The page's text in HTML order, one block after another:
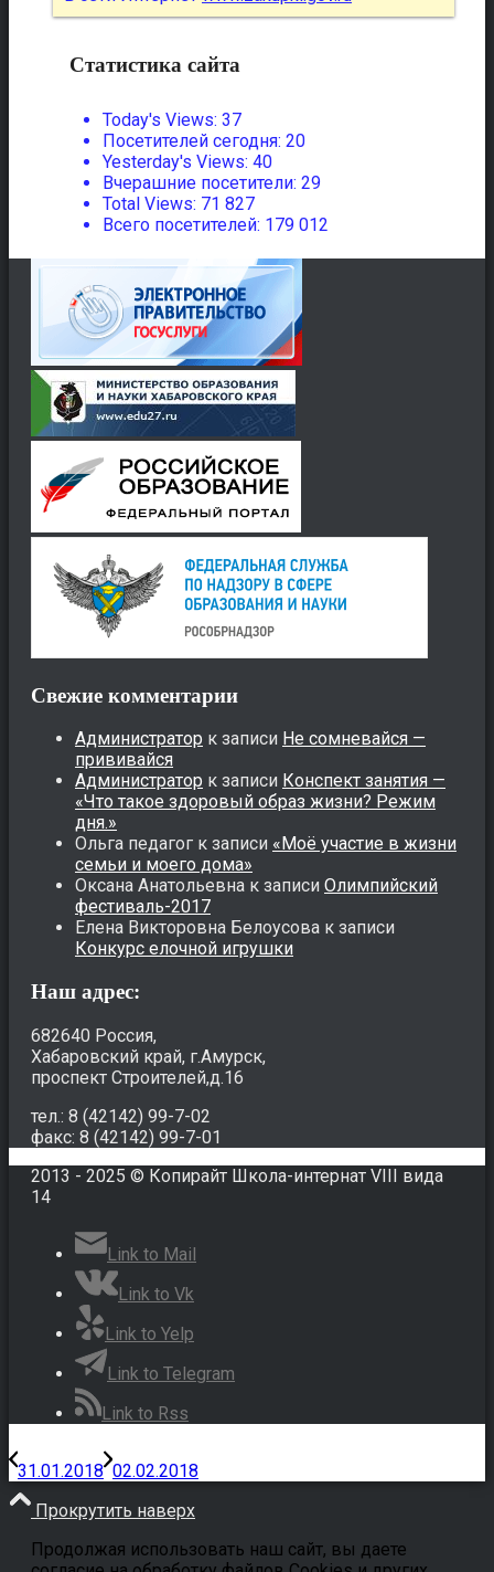
Статистика сайта
Today's Views: 37
Посетителей сегодня: 20
Yesterday's Views: 40
Вчерашние посетители: 29
Total Views: 71 827
Всего посетителей: 179 012
Свежие комментарии
Администратор к записи Не сомневайся —
прививайся
Администратор к записи Конспект занятия —
«Что такое здоровый образ жизни? Режим
дня.»
Ольга педагог к записи «Моё участие в жизни
семьи и моего дома»
Оксана Анатольевна к записи Олимпийский
фестиваль-2017
Елена Викторовна Белоусова к записи
Конкурс елочной игрушки
Наш адрес:
682640 Россия,
Хабаровский край, г.Амурск,
проспект Строителей,д.16
тел.: 8 (42142) 99-7-02
факс: 8 (42142) 99-7-01
2013 - 2025 © Копирайт Школа-интернат VIII вида
14
Link to Mail
Link to Vk
Link to Yelp
Link to Telegram
Link to Rss
31.01.2018 02.02.2018
Прокрутить наверх
Продолжая использовать наш сайт, вы даете